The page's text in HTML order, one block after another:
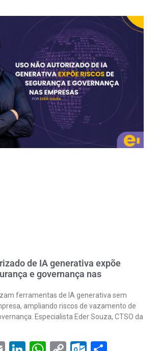
de IA generativa expõe
e governança nas
ferramentas de IA generativa sem
ampliando riscos de vazamento de
Especialista Eder Souza, CTSO da